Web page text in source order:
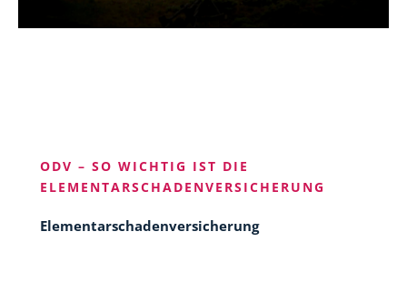
ODV – SO WICHTIG IST DIE
ELEMENTARSCHADENVERSICHERUNG
Elementarschadenversicherung